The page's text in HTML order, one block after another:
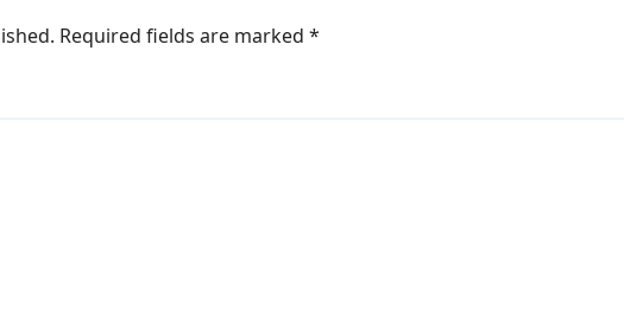
Required fields are marked *